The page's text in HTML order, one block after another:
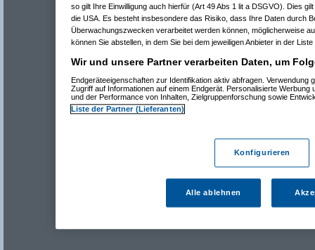
so gilt Ihre Einwilligung auch hierfür (Art 49 Abs 1 lit a DSGVO). Dies
die USA. Es besteht insbesondere das Risiko, dass Ihre Daten durch
Überwachungszwecken verarbeitet werden können, möglicherweise
können Sie abstellen, in dem Sie bei dem jeweiligen Anbieter in der
Wir und unsere Partner verarbeiten Daten, um
Endgeräteeigenschaften zur Identifikation aktiv abfragen. Verwendung
Zugriff auf Informationen auf einem Endgerät. Personalisierte Werbung
und der Performance von Inhalten, Zielgruppenforschung sowie
Liste der Partner (Lieferanten)
Konfigurieren
Alle ablehnen